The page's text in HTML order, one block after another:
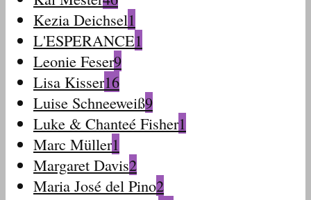
Kezia Deichsel1
L'ESPERANCE1
Leonie Feser9
Lisa Kisser16
Luise Schneeweiß9
Luke & Chanteé Fisher1
Marc Müller1
Margaret Davis2
Maria José del Pino2